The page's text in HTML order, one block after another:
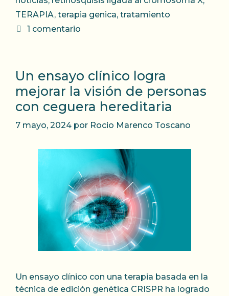
TERAPIA, terapia genica, tratamiento
1 comentario
Un ensayo clínico logra
mejorar la visión de personas
con ceguera hereditaria
7 mayo, 2024 por Rocio Marenco Toscano
Un ensayo clínico con una terapia basada en la
técnica de edición genética CRISPR ha logrado